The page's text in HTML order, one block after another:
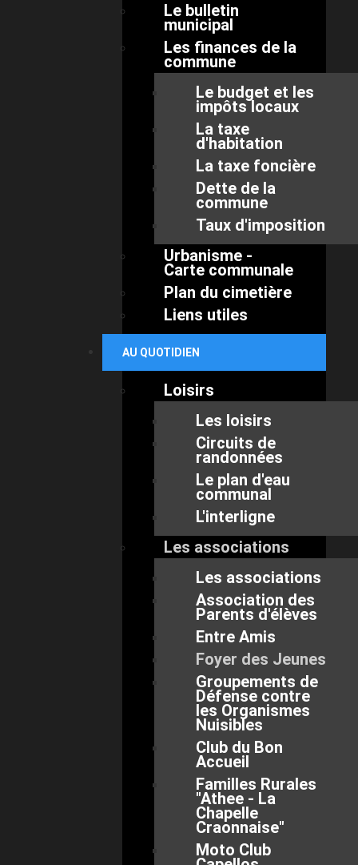
Le bulletin
municipal
Les finances de la
commune
Le budget et les
impôts locaux
La taxe
d'habitation
La taxe foncière
Dette de la
commune
Taux d'imposition
Urbanisme -
Carte communale
Plan du cimetière
Liens utiles
AU QUOTIDIEN
Loisirs
Les loisirs
Circuits de
randonnées
Le plan d'eau
communal
L'interligne
Les associations
Les associations
Association des
Parents d'élèves
Entre Amis
Foyer des Jeunes
Groupements de
Défense contre
les Organismes
Nuisibles
Club du Bon
Accueil
Familles Rurales
"Athee - La
Chapelle
Craonnaise"
Moto Club